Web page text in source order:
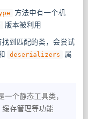
​ 方法中有一个机
版本被利用
到匹配的类，会尝试
deserializers
属
一个静态工具类，
存管理等功能